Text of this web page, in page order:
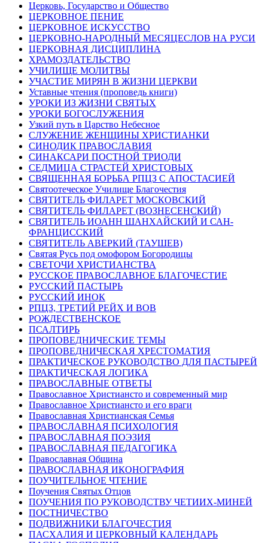
Церковь, Государство и Общество
ЦЕРКОВНОЕ ПЕНИЕ
ЦЕРКОВНОЕ ИСКУССТВО
ЦЕРКОВНО-НАРОДНЫЙ МЕСЯЦЕСЛОВ НА РУСИ
ЦЕРКОВНАЯ ДИСЦИПЛИНА
ХРАМОЗДАТЕЛЬСТВО
УЧИЛИЩЕ МОЛИТВЫ
УЧАСТИЕ МИРЯН В ЖИЗНИ ЦЕРКВИ
Уставные чтения (проповедь книги)
УРОКИ ИЗ ЖИЗНИ СВЯТЫХ
УРОКИ БОГОСЛУЖЕНИЯ
Узкий путь в Царство Небесное
СЛУЖЕНИЕ ЖЕНЩИНЫ ХРИСТИАНКИ
СИНОДИК ПРАВОСЛАВИЯ
СИНАКСАРИ ПОСТНОЙ ТРИОДИ
СЕДМИЦА СТРАСТЕЙ ХРИСТОВЫХ
СВЯЩЕННАЯ БОРЬБА РПЦЗ С АПОСТАСИЕЙ
Святоотеческое Училище Благочестия
СВЯТИТЕЛЬ ФИЛАРЕТ МОСКОВСКИЙ
СВЯТИТЕЛЬ ФИЛАРЕТ (ВОЗНЕСЕНСКИЙ)
СВЯТИТЕЛЬ ИОАНН ШАНХАЙСКИЙ И САН-
ФРАНЦИССКИЙ
СВЯТИТЕЛЬ АВЕРКИЙ (ТАУШЕВ)
Святая Русь под омофором Богородицы
СВЕТОЧИ ХРИСТИАНСТВА
РУССКОЕ ПРАВОСЛАВНОЕ БЛАГОЧЕСТИЕ
РУССКИЙ ПАСТЫРЬ
РУССКИЙ ИНОК
РПЦЗ, ТРЕТИЙ РЕЙХ И ВОВ
РОЖДЕСТВЕНСКОЕ
ПСАЛТИРЬ
ПРОПОВЕДНИЧЕСКИЕ ТЕМЫ
ПРОПОВЕДНИЧЕСКАЯ ХРЕСТОМАТИЯ
ПРАКТИЧЕСКОЕ РУКОВОДСТВО ДЛЯ ПАСТЫРЕЙ
ПРАКТИЧЕСКАЯ ЛОГИКА
ПРАВОСЛАВНЫЕ ОТВЕТЫ
Православное Христиансто и современный мир
Православное Христиансто и его враги
Православная Христианская Семья
ПРАВОСЛАВНАЯ ПСИХОЛОГИЯ
ПРАВОСЛАВНАЯ ПОЭЗИЯ
ПРАВОСЛАВНАЯ ПЕДАГОГИКА
Православная Община
ПРАВОСЛАВНАЯ ИКОНОГРАФИЯ
ПОУЧИТЕЛЬНОЕ ЧТЕНИЕ
Поучения Святых Отцов
ПОУЧЕНИЯ ПО РУКОВОДСТВУ ЧЕТИИХ-МИНЕЙ
ПОСТНИЧЕСТВО
ПОДВИЖНИКИ БЛАГОЧЕСТИЯ
ПАСХАЛИЯ И ЦЕРКОВНЫЙ КАЛЕНДАРЬ